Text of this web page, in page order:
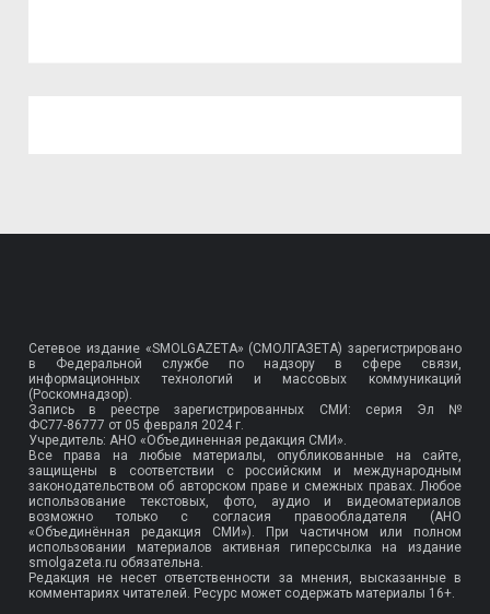
Сетевое издание «SMOLGAZETA» (СМОЛГАЗЕТА) зарегистрировано
в Федеральной службе по надзору в сфере связи,
информационных технологий и массовых коммуникаций
(Роскомнадзор).
Запись в реестре зарегистрированных СМИ: серия Эл №
ФС77-86777 от 05 февраля 2024 г.
Учредитель: АНО «Объединенная редакция СМИ».
Все права на любые материалы, опубликованные на сайте,
защищены в соответствии с российским и международным
законодательством об авторском праве и смежных правах. Любое
использование текстовых, фото, аудио и видеоматериалов
возможно только с согласия правообладателя (АНО
«Объединённая редакция СМИ»). При частичном или полном
использовании материалов активная гиперссылка на издание
smolgazeta.ru обязательна.
Редакция не несет ответственности за мнения, высказанные в
комментариях читателей. Ресурс может содержать материалы 16+.